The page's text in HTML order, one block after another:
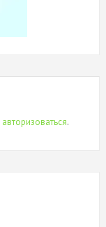
авторизоваться.